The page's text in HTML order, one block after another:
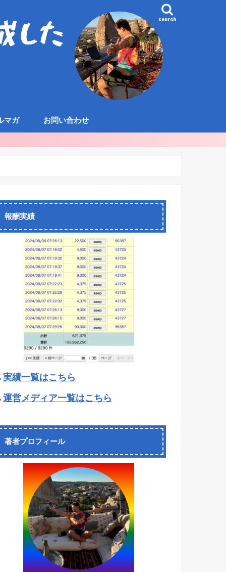
search
マガ お問い合わせ
報酬実績
実績一覧はこちら
運営メディア一覧はこちら
著者プロフィール